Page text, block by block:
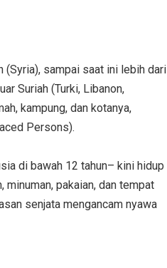
(Syria), sampai saat ini lebih dari
Suriah (Turki, Libanon,
kampung, dan kotanya,
Persons).
di bawah 12 tahun– kini hidup
minuman, pakaian, dan tempat
senjata mengancam nyawa